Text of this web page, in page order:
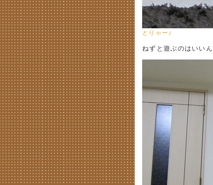
とりゃー♪
ねずと遊ぶのはいい